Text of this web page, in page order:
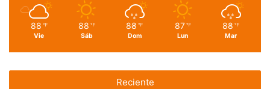
88 ℉
Vie
88 ℉
Sáb
88 ℉
Dom
87 ℉
Lun
88 ℉
Mar
Reciente